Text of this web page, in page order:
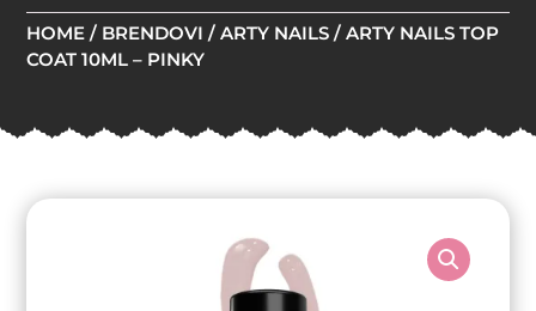
HOME / BRENDOVI /ARTY NAILS / ARTY NAILS TOP
COAT 10ML – PINKY